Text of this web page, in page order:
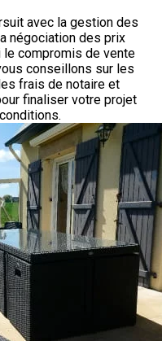
avec la gestion des
négociation des prix
le compromis de vente
conseillons sur les
frais de notaire et
finaliser votre projet